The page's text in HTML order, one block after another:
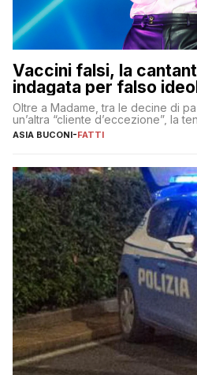
Vaccini falsi, la
indagata per falso
Oltre a Madame, tra le decine di
un’altra “cliente d’eccezione”, la
ASIA BUCONI-FATTI